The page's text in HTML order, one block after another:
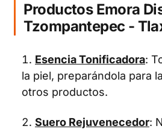
Productos Emora
Tzompantepec -
Esencia Tonificadora:
la piel, preparándola para
otros productos.
Suero Rejuvenecedor: